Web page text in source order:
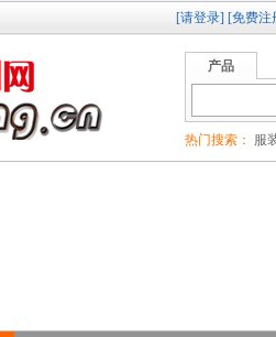
[请登录] [免费注
产品
热门搜索： 服